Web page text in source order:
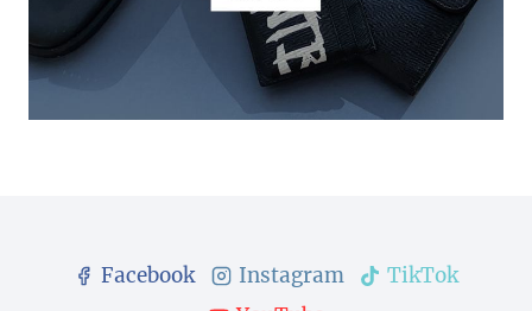
Facebook Instagram
TikTok